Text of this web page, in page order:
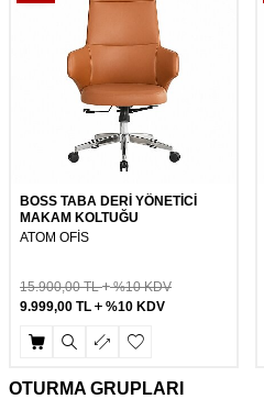
BOSS TABA DERİ YÖNETİCİ
MAKAM KOLTUĞU
ATOM OFİS
15.900,00TL %10 KDV
9.999,00 TL %10 KDV
OTURMA GRUPLARI